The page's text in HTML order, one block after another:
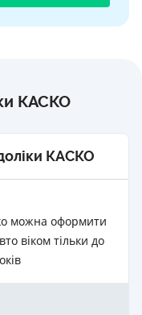
КАСКО
КАСКО
можна оформити
віком тільки до